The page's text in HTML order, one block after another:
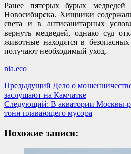
Ранее пятерых бурых медведей
Новосибирска. Хищники
света и в антисанитарных
вернуть медведей, однако суд
животные находятся в
получают необходимый уход.
nia.eco
Навигация
записи
Предыдущий Дело о
заслушают на Камчатке
Следующий: В акватории Москвы-
тонн плавающего мусора
Похожие записи: